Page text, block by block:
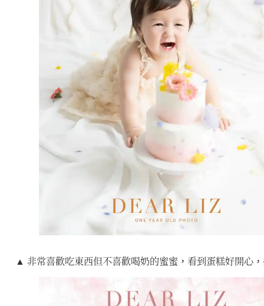
▲ 非常喜歡吃東西但不喜歡喝奶的蜜蜜，看到蛋糕好開心